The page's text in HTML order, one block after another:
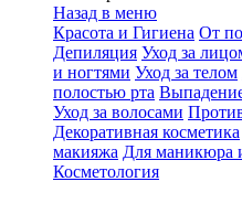
Назад в меню
Красота и Гигиена От
Депиляция Уход за
и ногтями Уход за телом
полостью рта
Уход за волосами
Декоративная косметика
макияжа Для маникюра
Косметология